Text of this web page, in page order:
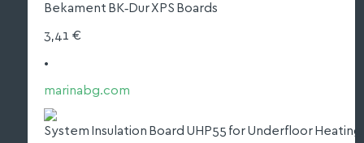
Bekament BK‑Dur XPS Boards
3,41 €
•
marinabg.com